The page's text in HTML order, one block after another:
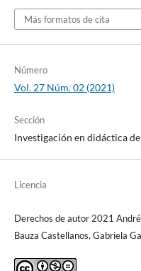
Más formatos de cita
Número
Vol. 27 Núm. 02 (2021)
Sección
Investigación en didáctica
Licencia
Derechos de autor 2021
Bauza Castellanos, Gabriela